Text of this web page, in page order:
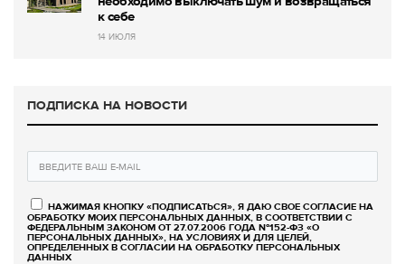
к себе
14 ИЮЛЯ
ПОДПИСКА НА НОВОСТИ
НАЖИМАЯ КНОПКУ «ПОДПИСАТЬСЯ», Я ДАЮ СВОЕ СОГЛАСИЕ НА
ОБРАБОТКУ МОИХ ПЕРСОНАЛЬНЫХ ДАННЫХ, В СООТВЕТСТВИИ С
ФЕДЕРАЛЬНЫМ ЗАКОНОМ ОТ 27.07.2006 ГОДА №152-ФЗ «О
ПЕРСОНАЛЬНЫХ ДАННЫХ», НА УСЛОВИЯХ И ДЛЯ ЦЕЛЕЙ,
ОПРЕДЕЛЕННЫХ В СОГЛАСИИ НА ОБРАБОТКУ ПЕРСОНАЛЬНЫХ
ДАННЫХ